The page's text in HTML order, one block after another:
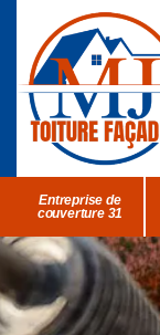
Entreprise de
couverture 31